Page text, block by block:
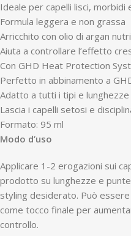
Ideale per capelli lisci, morbidi
Formula leggera e non grassa
Arricchito con olio di argan
Aiuta a controllare l’effetto
Con GHD Heat Protection
Perfetto in abbinamento a
Adatto a tutti i tipi e lunghezze
Lascia i capelli setosi e
Formato: 95 ml
Modo d’uso
Applicare 1-2 erogazioni sui
prodotto su lunghezze e
styling desiderato. Può
come tocco finale per
controllo.